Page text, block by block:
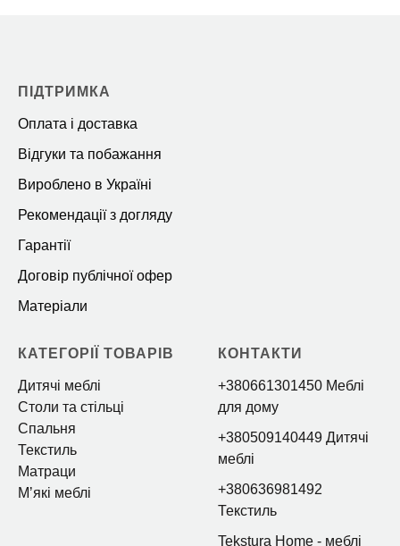
ПІДТРИМКА
Оплата і доставка
Відгуки та побажання
Вироблено в Україні
Рекомендації з догляду
Гарантії
Договір публічної офер
Матеріали
КАТЕГОРІЇ ТОВАРІВ
Дитячі меблі
Столи та стільці
Спальня
Текстиль
Матраци
Мʼякі меблі
КОНТАКТИ
+380661301450 Меблі
для дому
+380509140449 Дитячі
меблі
+380636981492
Текстиль
Tekstura Home - меблі